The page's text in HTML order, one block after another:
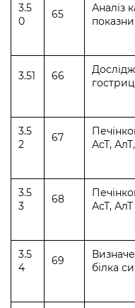
3.5
0
65
Аналіз
3.51 66
3.5
2
67
АсТ,
3.5
3
68
АсТ, АлТ
3.5
4
69
білка